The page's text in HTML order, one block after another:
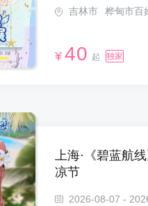
吉林市
桦甸市百
¥ 40 起 独家
上海·《碧蓝航
凉节
2026-08-07 -